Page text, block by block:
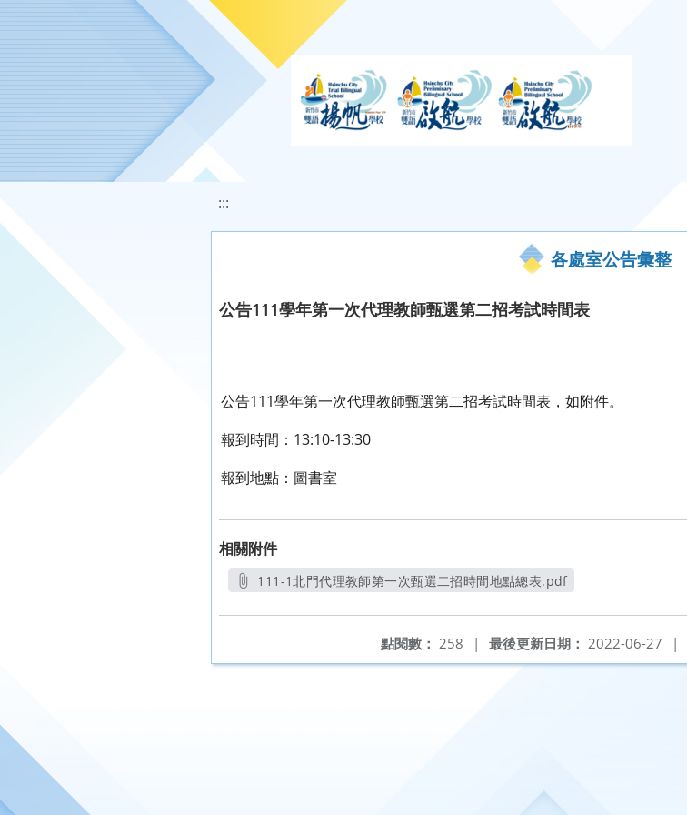
移至網頁之主要內容區位置
:::
各處室公告彙整
公告111學年第一次代理教師甄選第二招考試時間表
公告111學年第一次代理教師甄選第二招考試時間表，如附件。
報到時間：13:10-13:30
報到地點：圖書室
相關附件
111-1北門代理教師第一次甄選二招時間地點總表.pdf
最後更新日期： 2022-06-27 |
點閱數： 258 |